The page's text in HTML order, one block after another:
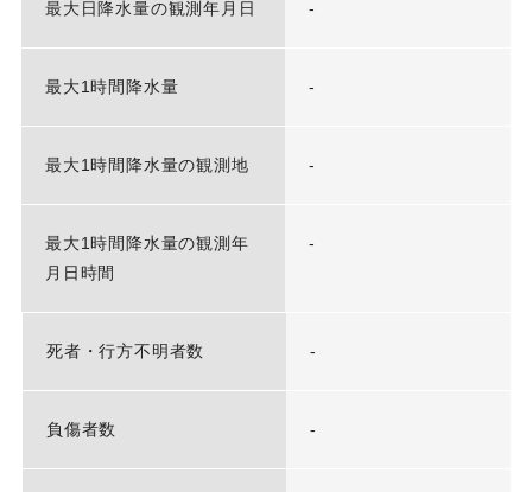
最大日降水量の観測年月日 -
最大1時間降水量 -
最大1時間降水量の観測地 -
最大1時間降水量の観測年
月日時間
-
死者・行方不明者数 -
負傷者数 -